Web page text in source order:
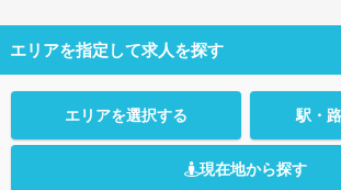
エリアを指定して求人を探す
エリアを選択する 駅・
現在地から探す